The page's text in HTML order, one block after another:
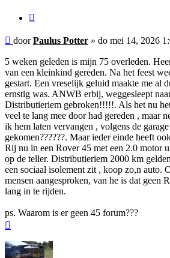
Bericht
doorPaulus Potter » do mei 14, 2026
5 weken geleden is mijn 75 overleden.
van een kleinkind gereden. Na het feest
gestart. Een vreselijk geluid maakte me al
ernstig was. ANWB erbij, weggesleept
Distributieriem gebroken!!!!!. Als het nu
veel te lang mee door had gereden , maar
ik hem laten vervangen , volgens de
gekomen??????. Maar ieder einde heeft
Rij nu in een Rover 45 met een 2.0 motor
op de teller. Distributieriem 2000 km
een sociaal isolement zit , koop zo,n auto.
mensen aangesproken, van he is dat
lang in te rijden.
ps. Waarom is er geen 45 forum???